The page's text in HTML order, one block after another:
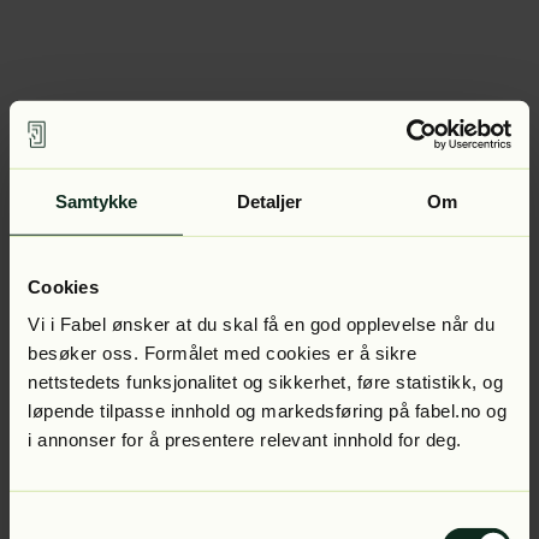
Samtykke Detaljer Om
Cookies
Vi i Fabel ønsker at du skal få en god opplevelse når du
besøker oss. Formålet med cookies er å sikre
nettstedets funksjonalitet og sikkerhet, føre statistikk, og
løpende tilpasse innhold og markedsføring på fabel.no og
i annonser for å presentere relevant innhold for deg.